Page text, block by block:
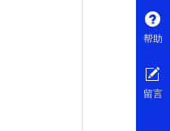
帮助
留言